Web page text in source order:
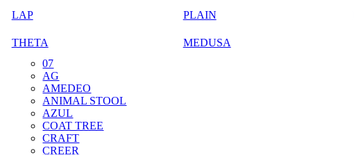
LAP PLAIN
THETA
MEDUSA
07
AG
AMEDEO
ANIMAL STOOL
AZUL
COAT TREE
CRAFT
CREER